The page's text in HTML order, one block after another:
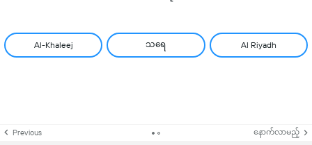
Al-Khaleej သရေ Al Riyadh
Previous နောက်လာမည့်